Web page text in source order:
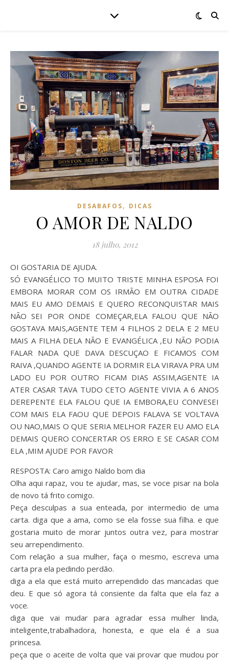
DESABAFOS, DICAS
O AMOR DE NALDO
18 julho, 2012
OI GOSTARIA DE AJUDA.
SÓ EVANGÉLICO TO MUITO TRISTE MINHA ESPOSA FOI
EMBORA MORAR COM OS IRMÃO EM OUTRA CIDADE
MAIS EU AMO DEMAIS E QUERO RECONQUISTAR MAIS
NÃO SEI POR ONDE COMEÇAR,ELA FALOU QUE NÃO
GOSTAVA MAIS,AGENTE TEM 4 FILHOS 2 DELA E 2 MEU
MAIS A FILHA DELA NÃO E EVANGÉLICA ,EU NÃO PODIA
FALAR NADA QUE DAVA DESCUÇAO E FICAMOS COM
RAIVA ,QUANDO AGENTE IA DORMIR ELA VIRAVA PRA UM
LADO EU POR OUTRO FICAM DIAS ASSIM,AGENTE IA
ATER CASAR TAVA TUDO CETO AGENTE VIVIA A 6 ANOS
DEREPENTE ELA FALOU QUE IA EMBORA,EU CONVESEI
COM MAIS ELA FAOU QUE DEPOIS FALAVA SE VOLTAVA
OU NAO,MAIS O QUE SERIA MELHOR FAZER EU AMO ELA
DEMAIS QUERO CONCERTAR OS ERRO E SE CASAR COM
ELA ,MIM AJUDE POR FAVOR
RESPOSTA: Caro amigo Naldo bom dia
Olha aqui rapaz, vou te ajudar, mas, se voce pisar na bola
de novo tá frito comigo.
Peça desculpas a sua enteada, por intermedio de uma
carta. diga que a ama, como se ela fosse sua filha. e que
gostaria muito de morar juntos outra vez, para mostrar
seu arrependimento.
Com relação a sua mulher, faça o mesmo, escreva uma
carta pra ela pedindo perdão.
diga a ela que está muito arrependido das mancadas que
deu. E que só agora tá consiente da falta que ela faz a
voce.
diga que vai mudar para agradar essa mulher linda,
inteligente,trabalhadora, honesta, e que ela é a sua
princesa.
peça que o aceite de volta que vai provar que mudou por